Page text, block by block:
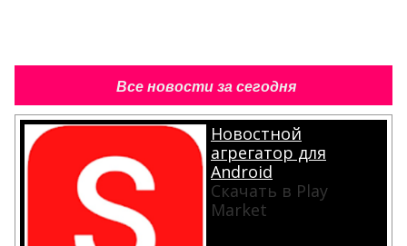
Все новости за сегодня
Новостной
агрегатор для
Android
Скачать в Play
Market